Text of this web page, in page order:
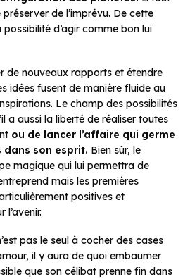
de l’imprévu. De cette
d’agir comme bon lui
de nouveaux rapports et étendre
idées fusent de manière fluide au
Le champ des possibilités
a aussi la liberté de réaliser toutes
ou de lancer l’affaire qui germe
dans son esprit. Bien sûr, le
magique qui lui permettra de
mais les premières
positives et
pas le seul à cocher des cases
il y aura de quoi embaumer
que son célibat prenne fin dans